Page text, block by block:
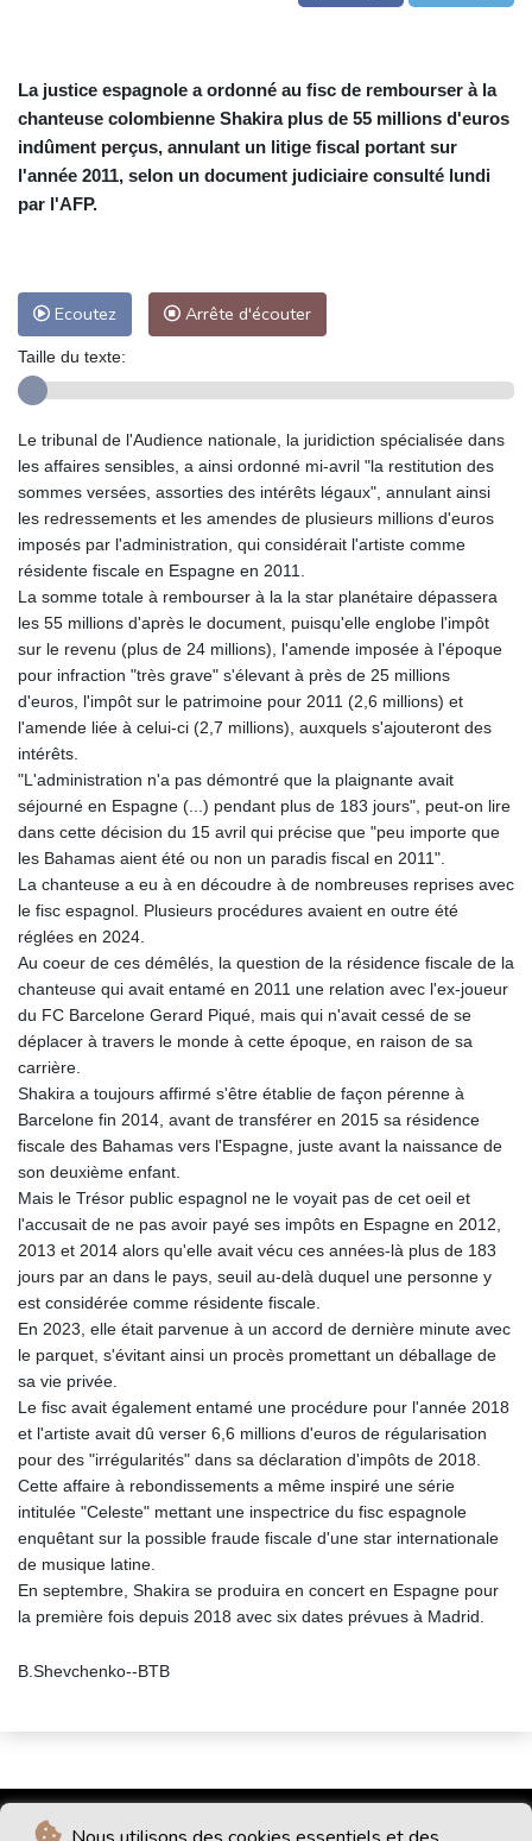
La justice espagnole a ordonné au fisc de rembourser à la
chanteuse colombienne Shakira plus de 55 millions d'euros
indûment perçus, annulant un litige fiscal portant sur
l'année 2011, selon un document judiciaire consulté lundi
par l'AFP.
Ecoutez Arrête d'écouter
Taille du texte:
Le tribunal de l'Audience nationale, la juridiction spécialisée dans
les affaires sensibles, a ainsi ordonné mi-avril "la restitution des
sommes versées, assorties des intérêts légaux", annulant ainsi
les redressements et les amendes de plusieurs millions d'euros
imposés par l'administration, qui considérait l'artiste comme
résidente fiscale en Espagne en 2011.
La somme totale à rembourser à la la star planétaire dépassera
les 55 millions d'après le document, puisqu'elle englobe l'impôt
sur le revenu (plus de 24 millions), l'amende imposée à l'époque
pour infraction "très grave" s'élevant à près de 25 millions
d'euros, l'impôt sur le patrimoine pour 2011 (2,6 millions) et
l'amende liée à celui-ci (2,7 millions), auxquels s'ajouteront des
intérêts.
"L'administration n'a pas démontré que la plaignante avait
séjourné en Espagne (...) pendant plus de 183 jours", peut-on lire
dans cette décision du 15 avril qui précise que "peu importe que
les Bahamas aient été ou non un paradis fiscal en 2011".
La chanteuse a eu à en découdre à de nombreuses reprises avec
le fisc espagnol. Plusieurs procédures avaient en outre été
réglées en 2024.
Au coeur de ces démêlés, la question de la résidence fiscale de la
chanteuse qui avait entamé en 2011 une relation avec l'ex-joueur
du FC Barcelone Gerard Piqué, mais qui n'avait cessé de se
déplacer à travers le monde à cette époque, en raison de sa
carrière.
Shakira a toujours affirmé s'être établie de façon pérenne à
Barcelone fin 2014, avant de transférer en 2015 sa résidence
fiscale des Bahamas vers l'Espagne, juste avant la naissance de
son deuxième enfant.
Mais le Trésor public espagnol ne le voyait pas de cet oeil et
l'accusait de ne pas avoir payé ses impôts en Espagne en 2012,
2013 et 2014 alors qu'elle avait vécu ces années-là plus de 183
jours par an dans le pays, seuil au-delà duquel une personne y
est considérée comme résidente fiscale.
En 2023, elle était parvenue à un accord de dernière minute avec
le parquet, s'évitant ainsi un procès promettant un déballage de
sa vie privée.
Le fisc avait également entamé une procédure pour l'année 2018
et l'artiste avait dû verser 6,6 millions d'euros de régularisation
pour des "irrégularités" dans sa déclaration d'impôts de 2018.
Cette affaire à rebondissements a même inspiré une série
intitulée "Celeste" mettant une inspectrice du fisc espagnole
enquêtant sur la possible fraude fiscale d'une star internationale
de musique latine.
En septembre, Shakira se produira en concert en Espagne pour
la première fois depuis 2018 avec six dates prévues à Madrid.
B.Shevchenko--BTB